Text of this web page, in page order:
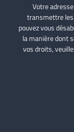
Votre
transmettre les
pouvez vous
la manière dont
vos droits,